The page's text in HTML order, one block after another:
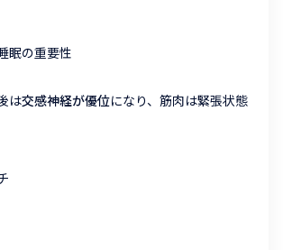
眠の重要性
は交感神経が優位になり、筋肉は緊張状態